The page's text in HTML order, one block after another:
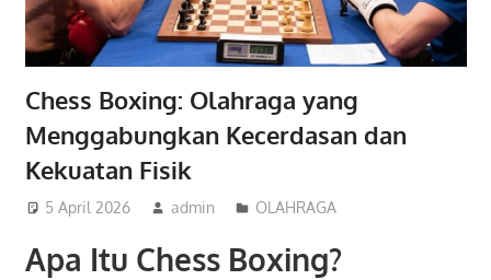
Chess Boxing: Olahraga yang
Menggabungkan Kecerdasan dan
Kekuatan Fisik
5 April 2026 admin OLAHRAGA
Apa Itu Chess Boxing?